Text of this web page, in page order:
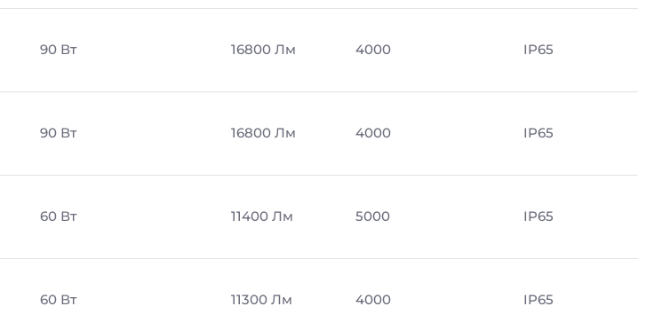
90 Вт 16800 Лм 4000 IP65
90 Вт 16800 Лм 4000 IP65
60 Вт 11400 Лм 5000 IP65
60 Вт 11300 Лм 4000 IP65